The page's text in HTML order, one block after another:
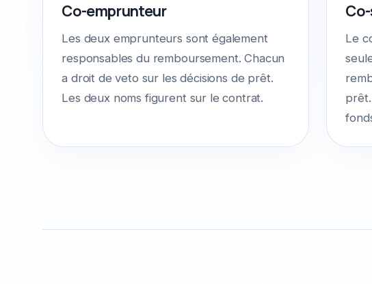
Co-emprunteur
Les deux emprunteurs sont également
responsables du remboursement. Chacun
a droit de veto sur les décisions de prêt.
Les deux noms figurent sur le contrat.
Le